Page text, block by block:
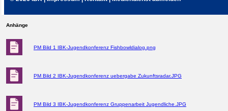
Anhänge
PM Bild 1 IBK-Jugendkonferenz Fishbowldialog.png
PM Bild 2 IBK-Jugendkonferenz uebergabe Zukunftsradar.JPG
PM Bild 3 IBK-Jugendkonferenz Gruppenarbeit Jugendliche.JPG